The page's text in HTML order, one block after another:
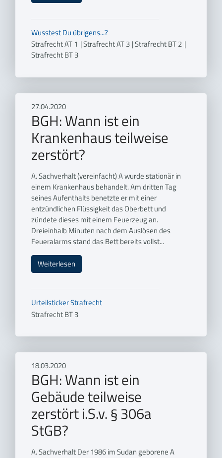
Wusstest Du übrigens...?
Strafrecht AT 1 |Strafrecht AT 3 |Strafrecht BT 2 |
Strafrecht BT 3
27.04.2020
BGH: Wann ist ein
Krankenhaus teilweise
zerstört?
A. Sachverhalt (vereinfacht) A wurde stationär in
einem Krankenhaus behandelt. Am dritten Tag
seines Aufenthalts benetzte er mit einer
entzündlichen Flüssigkeit das Oberbett und
zündete dieses mit einem Feuerzeug an.
Dreieinhalb Minuten nach dem Auslösen des
Feueralarms stand das Bett bereits vollst...
Weiterlesen
UrteilstickerStrafrecht
Strafrecht BT 3
18.03.2020
BGH: Wann ist ein
Gebäude teilweise
zerstört i.S.v. § 306a
StGB?
A. Sachverhalt Der 1986 im Sudan geborene A